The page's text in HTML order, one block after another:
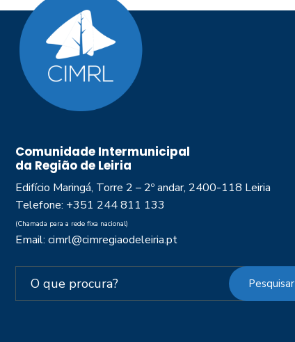
Comunidade Intermunicipal
da Região de Leiria
Edifício Maringá, Torre 2 – 2º andar, 2400-118 Leiria
Telefone: +351 244 811 133
(Chamada para a rede fixa nacional)
Email: cimrl@cimregiaodeleiria.pt
Pesquisar